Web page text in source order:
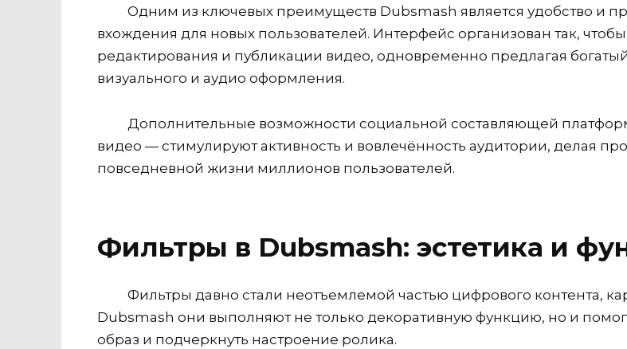
Одним из ключевых преимуществ Dubsmash является удобство и
вхождения для новых пользователей. Интерфейс организован так,
редактирования и публикации видео, одновременно предлагая
визуального и аудио оформления.
Дополнительные возможности социальной составляющей
видео — стимулируют активность и вовлечённость аудитории, делая
повседневной жизни миллионов пользователей.
Фильтры в Dubsmash: эстетика и
Фильтры давно стали неотъемлемой частью цифрового контента,
Dubsmash они выполняют не только декоративную функцию, но и
образ и подчеркнуть настроение ролика.